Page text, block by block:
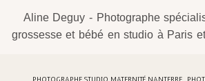
Aline Deguy - Photographe
grossesse et bébé en studio à Paris